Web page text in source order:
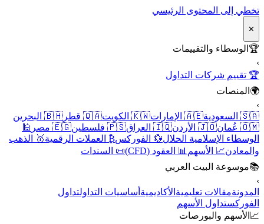
تخطي إلى المحتوى الرئيسي
✕
🏆 الوسطاء والتقييمات
›
🏆 تقييم شركات التداول
🌍 المنصات
›
🇸🇦 السعودية
🇦🇪 الإمارات 🇰🇼 الكويت 🇶🇦 قطر
🇧🇭 البحرين
🇴🇲 عُمان
🇯🇴 الأردن 🇮🇶 العراق 🇵🇸 فلسطين 🇪🇬 مصر
🕌
الوسطاء الإسلامية الحلال💱 الفوركس₿ العملات الرقمية🥇 الذهب
والمعادن📈 الأسهم 📊 العقود (CFD)
📜 السندات
📚موسوعة البيت العربي
›
المدونةمقالات تعليمية الأكاديمية أساسيات التداولتداول
الفوركستداول الأسهم
📈 الأسهم والبورصات